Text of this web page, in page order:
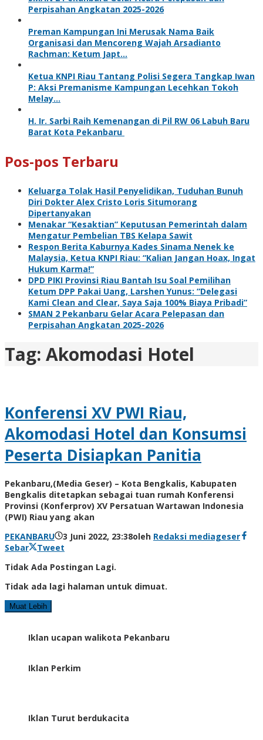
Perpisahan Angkatan 2025-2026
Preman Kampungan Ini Merusak Nama Baik
Organisasi dan Mencoreng Wajah Arsadianto
Rachman: Ketum Japt…
Ketua KNPI Riau Tantang Polisi Segera Tangkap Iwan
P: Aksi Premanisme Kampungan Lecehkan Tokoh
Melay…
H. Ir. Sarbi Raih Kemenangan di Pil RW 06 Labuh Baru
Barat Kota Pekanbaru
Pos-pos Terbaru
Keluarga Tolak Hasil Penyelidikan, Tuduhan Bunuh
Diri Dokter Alex Cristo Loris Situmorang
Dipertanyakan
Menakar “Kesaktian” Keputusan Pemerintah dalam
Mengatur Pembelian TBS Kelapa Sawit
Respon Berita Kaburnya Kades Sinama Nenek ke
Malaysia, Ketua KNPI Riau: “Kalian Jangan Hoax, Ingat
Hukum Karma!”
DPD PIKI Provinsi Riau Bantah Isu Soal Pemilihan
Ketum DPP Pakai Uang, Larshen Yunus: “Delegasi
Kami Clean and Clear, Saya Saja 100% Biaya Pribadi”
SMAN 2 Pekanbaru Gelar Acara Pelepasan dan
Perpisahan Angkatan 2025-2026
Tag: Akomodasi Hotel
Konferensi XV PWI Riau,
Akomodasi Hotel dan Konsumsi
Peserta Disiapkan Panitia
Pekanbaru,(Media Geser) – Kota Bengkalis, Kabupaten
Bengkalis ditetapkan sebagai tuan rumah Konferensi
Provinsi (Konferprov) XV Persatuan Wartawan Indonesia
(PWI) Riau yang akan
PEKANBARU
3 Juni 2022, 23:38oleh Redaksi mediageser
Sebar
Tweet
Tidak Ada Postingan Lagi.
Tidak ada lagi halaman untuk dimuat.
Muat Lebih
Iklan ucapan walikota Pekanbaru
Iklan Perkim
Iklan Turut berdukacita